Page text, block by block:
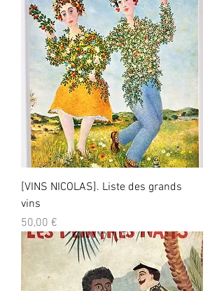
[VINS NICOLAS]. Liste des grands
vins
Prix
50,00 €